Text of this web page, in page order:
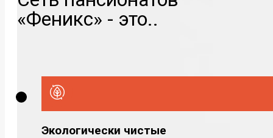
«Феникс» - это..
Экологически чистые